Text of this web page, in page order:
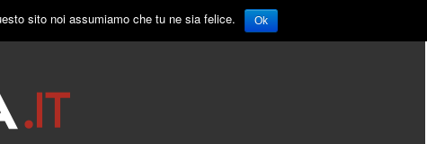
sito noi assumiamo che tu ne sia felice. Ok